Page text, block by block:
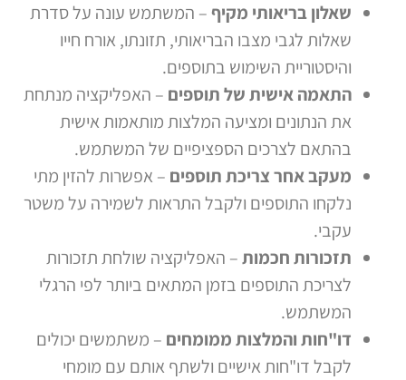
שאלון בריאותי מקיף– המשתמש עונה על סדרת
שאלות לגבי מצבו הבריאותי, תזונתו, אורח חייו
והיסטוריית השימוש בתוספים.
התאמה אישית של תוספים– האפליקציה מנתחת
את הנתונים ומציעה המלצות מותאמות אישית
בהתאם לצרכים הספציפיים של המשתמש.
מעקב אחר צריכת תוספים– אפשרות להזין מתי
נלקחו התוספים ולקבל התראות לשמירה על משטר
עקבי.
תזכורות חכמות– האפליקציה שולחת תזכורות
לצריכת התוספים בזמן המתאים ביותר לפי הרגלי
המשתמש.
דו"חות והמלצות ממומחים– משתמשים יכולים
לקבל דו"חות אישיים ולשתף אותם עם מומחי